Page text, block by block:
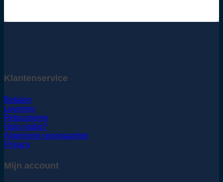
Klantenservice
Betalen
Levering
Retourneren
Hulp nodig?
Algemene voorwaarden
Privacy
Mijn account